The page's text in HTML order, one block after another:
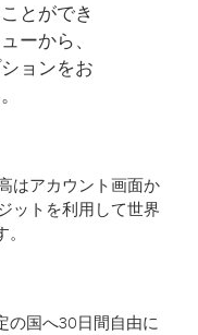
とができ
ーから、
ョンをお
はアカウント画面か
ットを利用して世界
の国へ30日間自由に